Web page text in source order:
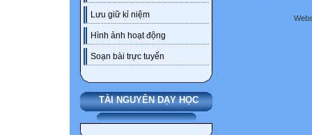
Lưu giữ kỉ niệm
Hình ảnh hoạt động
Soạn bài trực tuyến
TÀI NGUYÊN DẠY HỌC